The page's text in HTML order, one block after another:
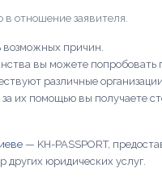
в отношение заявителя.
возможных причин.
вы можете
различные
их помощью вы получаете
— KH-PASSPORT,
юридических услуг.